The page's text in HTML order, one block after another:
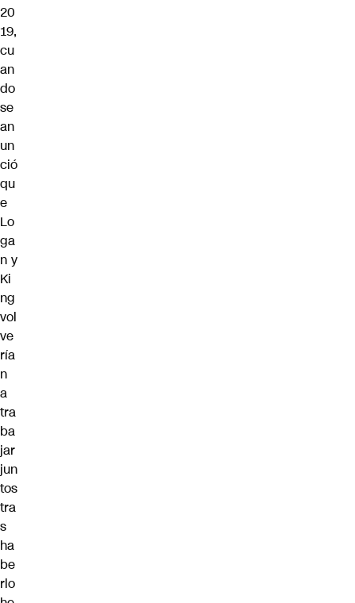
20
19,
cu
an
do
se
an
un
ció
qu
e
Lo
ga
n y
Ki
ng
vol
ve
ría
n
a
tra
ba
jar
jun
tos
tra
s
ha
be
rlo